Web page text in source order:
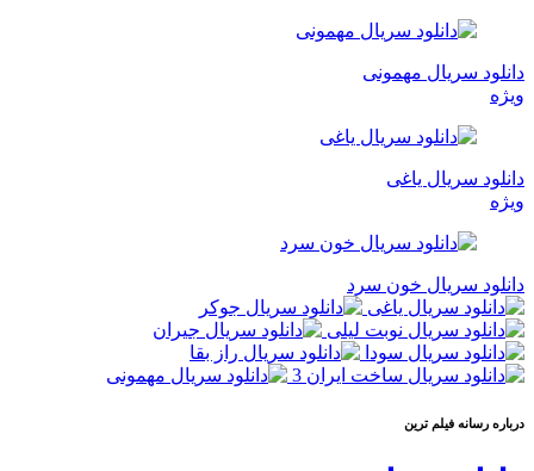
دانلود سریال مهمونی
ویژه
دانلود سریال یاغی
ویژه
دانلود سریال خون سرد
درباره رسانه فيلم ترين